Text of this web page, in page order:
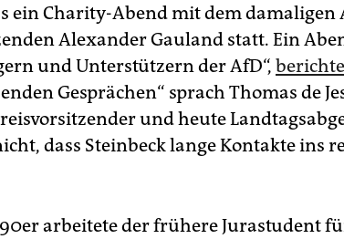
ein Charity-Abend mit dem damaligen
Alexander Gauland statt. Ein
und Unterstützern der AfD“,
Gesprächen“ sprach Thomas de
und heute
dass Steinbeck lange Kontakte ins
arbeitete der frühere Jurastudent